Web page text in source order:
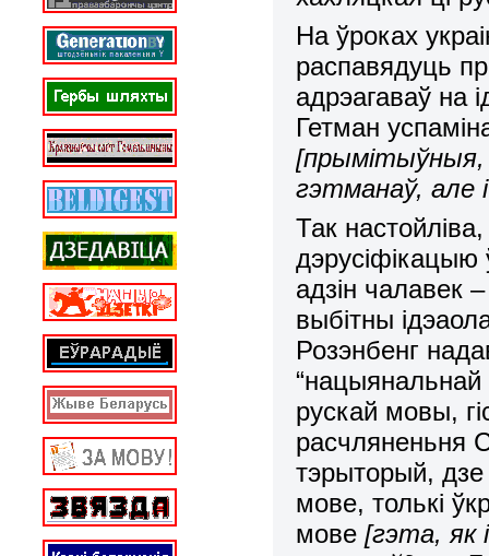
На ўроках
распавядуць
адрэагаваў на
Гетман
[прымітыўныя,
гэтманаў, але
Так
дэрусіфікацыю
адзін чалавек
выбітны
Розэнбенг
“нацыянальнай
рускай мовы,
расчляненьня
тэрыторый,
мове, толькі
мове[гэта, як